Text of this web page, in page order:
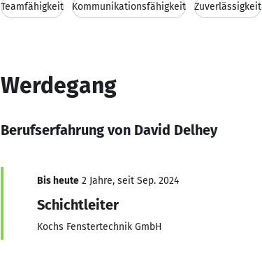
Teamfähigkeit Kommunikationsfähigkeit Zuverlässigkeit
Werdegang
Berufserfahrung von David Delhey
Bis heute 2 Jahre, seit Sep. 2024
Schichtleiter
Kochs Fenstertechnik GmbH